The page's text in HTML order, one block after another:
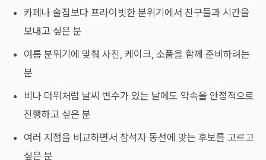
카페나 술집보다 프라이빗한 분위기에서 친구들과 시간을
보내고 싶은 분
여름 분위기에 맞춰 사진, 케이크, 소품을 함께 준비하려는
분
비나 더위처럼 날씨 변수가 있는 날에도 약속을 안정적으로
진행하고 싶은 분
여러 지점을 비교하면서 참석자 동선에 맞는 후보를 고르고
싶은 분